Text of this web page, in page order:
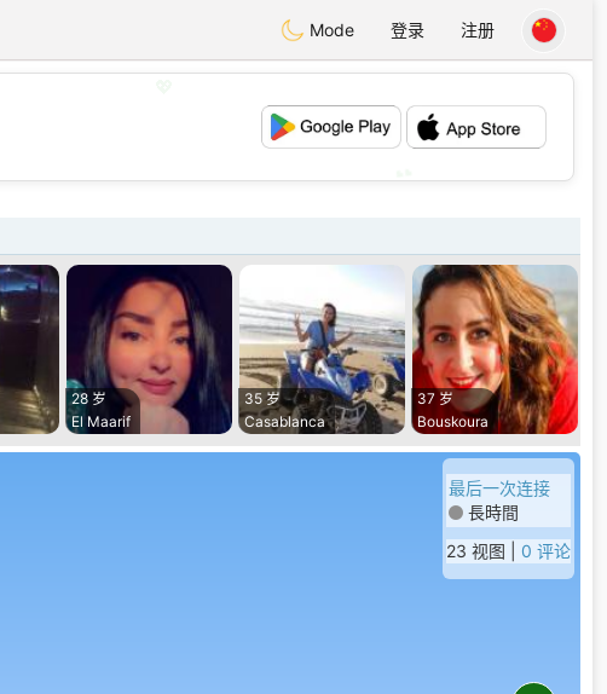
Mode 登录 注册
28 岁
El Maarif
35 岁
Casablanca
37 岁
Bouskoura
最后一次连接
長時間
23 视图 | 0 评论